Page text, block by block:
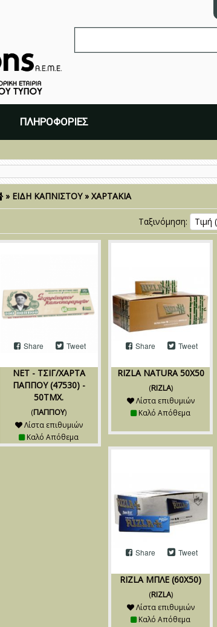
ΠΛΗΡΟΦΟΡΊΕΣ
» ΕΙΔΗ ΚΑΠΝΙΣΤΟΥ» ΧΑΡΤΑΚΙΑ
Ταξινόμηση: Τιμή
NET - ΤΣΙΓ/ΧΑΡΤΑ
ΠΑΠΠΟΥ (47530) -
50ΤΜΧ.
(ΠΑΠΠΟΥ)
Share Tweet
Λίστα επιθυμιών
Καλό Απόθεμα
RIZLA NATURA 50X50
(RIZLA)
Share Tweet
Λίστα επιθυμιών
Καλό Απόθεμα
RIZLA ΜΠΛΕ (60Χ50)
(RIZLA)
Share Tweet
Λίστα επιθυμιών
Καλό Απόθεμα